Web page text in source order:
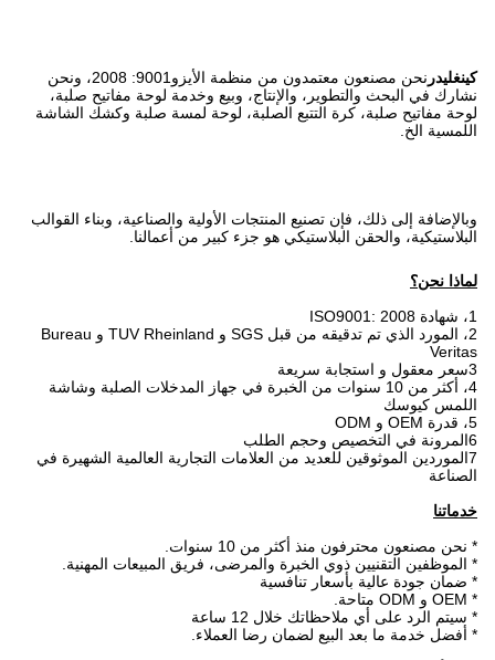
كينغليدر
نحن مصنعون معتمدون من منظمة الأيزو9001: 2008، ونحن
نشارك في البحث والتطوير، والإنتاج، وبيع وخدمة لوحة مفاتيح صلبة،
لوحة مفاتيح صلبة، كرة التتبع الصلبة، لوحة لمسة صلبة وكشك الشاشة
اللمسية الخ.
وبالإضافة إلى ذلك، فإن تصنيع المنتجات الأولية والصناعية، وبناء القوالب
البلاستيكية، والحقن البلاستيكي هو جزء كبير من أعمالنا.
لماذا نحن؟
1، شهادة ISO9001: 2008
2، المورد الذي تم تدقيقه من قبل SGS و TUV Rheinland و Bureau
Veritas
3سعر معقول و استجابة سريعة
4، أكثر من 10 سنوات من الخبرة في جهاز المدخلات الصلبة وشاشة
اللمس كيوسك
5، قدرة OEM و ODM
6المرونة في التخصيص وحجم الطلب
7الموردين الموثوقين للعديد من العلامات التجارية العالمية الشهيرة في
الصناعة
خدماتنا
* نحن مصنعون محترفون منذ أكثر من 10 سنوات.
* الموظفين التقنيين ذوي الخبرة والمرضى، فريق المبيعات المهنية.
* ضمان جودة عالية بأسعار تنافسية
* OEM و ODM متاحة.
* سيتم الرد على أي ملاحظاتك خلال 12 ساعة
* أفضل خدمة ما بعد البيع لضمان رضا العملاء.